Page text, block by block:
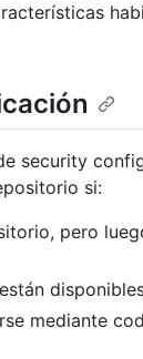
security
si:
pero
mediante